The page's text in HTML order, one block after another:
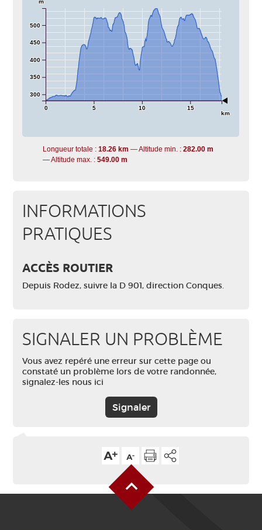
0 5 10 15
km
300
350
400
450
500
m
Longueur totale :18.26 km Altitude min. :282.00 m
Altitude max. :549.00 m
INFORMATIONS
PRATIQUES
ACCÈS ROUTIER
Depuis Rodez, suivre la D 901, direction Conques.
SIGNALER UN PROBLÈME
Vous avez repéré une erreur sur cette page ou
constaté un problème lors de votre randonnée,
signalez-les nous ici
Signaler